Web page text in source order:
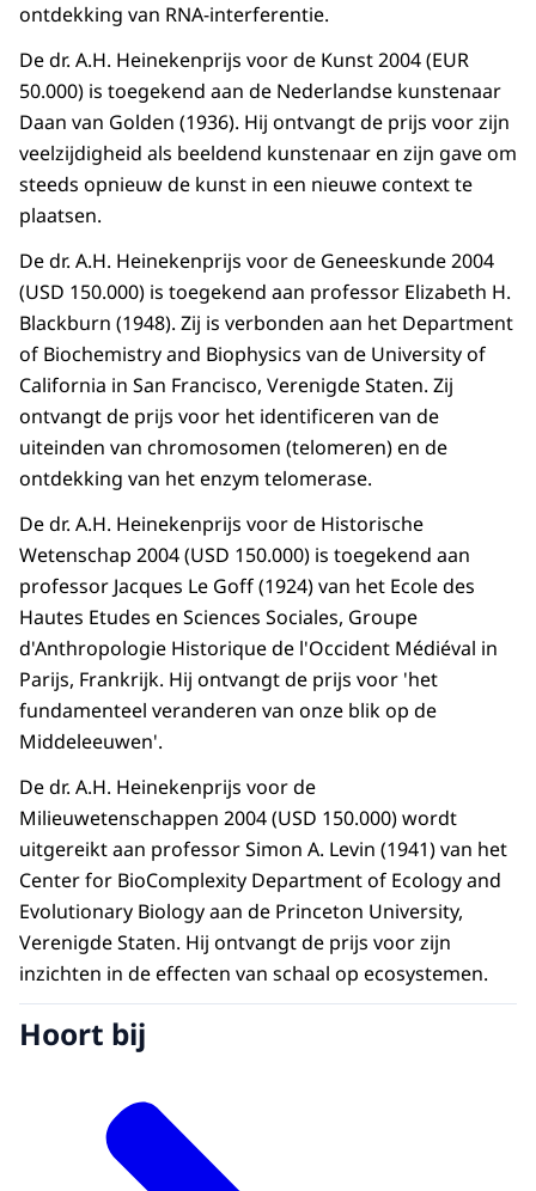
ontdekking van RNA-interferentie.
De dr. A.H. Heinekenprijs voor de Kunst 2004 (EUR
50.000) is toegekend aan de Nederlandse kunstenaar
Daan van Golden (1936). Hij ontvangt de prijs voor zijn
veelzijdigheid als beeldend kunstenaar en zijn gave om
steeds opnieuw de kunst in een nieuwe context te
plaatsen.
De dr. A.H. Heinekenprijs voor de Geneeskunde 2004
(USD 150.000) is toegekend aan professor Elizabeth H.
Blackburn (1948). Zij is verbonden aan het Department
of Biochemistry and Biophysics van de University of
California in San Francisco, Verenigde Staten. Zij
ontvangt de prijs voor het identificeren van de
uiteinden van chromosomen (telomeren) en de
ontdekking van het enzym telomerase.
De dr. A.H. Heinekenprijs voor de Historische
Wetenschap 2004 (USD 150.000) is toegekend aan
professor Jacques Le Goff (1924) van het Ecole des
Hautes Etudes en Sciences Sociales, Groupe
d'Anthropologie Historique de l'Occident Médiéval in
Parijs, Frankrijk. Hij ontvangt de prijs voor 'het
fundamenteel veranderen van onze blik op de
Middeleeuwen'.
De dr. A.H. Heinekenprijs voor de
Milieuwetenschappen 2004 (USD 150.000) wordt
uitgereikt aan professor Simon A. Levin (1941) van het
Center for BioComplexity Department of Ecology and
Evolutionary Biology aan de Princeton University,
Verenigde Staten. Hij ontvangt de prijs voor zijn
inzichten in de effecten van schaal op ecosystemen.
Hoort bij